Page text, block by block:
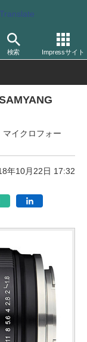
Translate
検索 Impressサイト
他
イクロフォー
年10月22日 17:32